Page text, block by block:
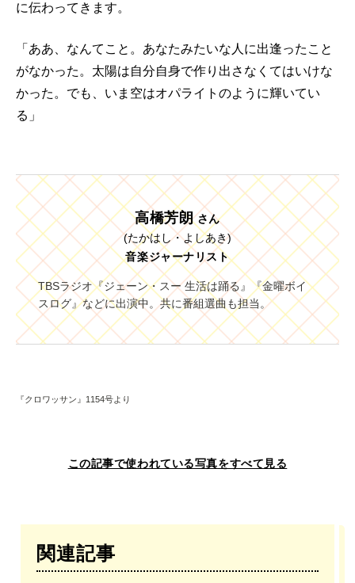
に伝わってきます。
「ああ、なんてこと。あなたみたいな人に出逢ったこと
がなかった。太陽は自分自身で作り出さなくてはいけな
かった。でも、いま空はオパライトのように輝いてい
る」
高橋芳朗 さん
(たかはし・よしあき)
音楽ジャーナリスト
TBSラジオ『ジェーン・スー 生活は踊る』『金曜ボイ
スログ』などに出演中。共に番組選曲も担当。
『クロワッサン』1154号より
この記事で使われている写真をすべて見る
関連記事